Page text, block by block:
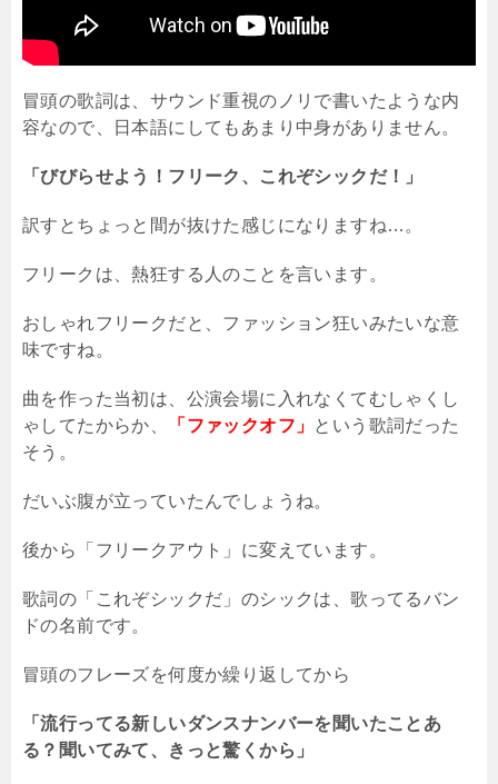
冒頭の歌詞は、サウンド重視のノリで書いたような内
容なので、日本語にしてもあまり中身がありません。
「びびらせよう！フリーク、これぞシックだ！」
訳すとちょっと間が抜けた感じになりますね…。
フリークは、熱狂する人のことを言います。
おしゃれフリークだと、ファッション狂いみたいな意
味ですね。
曲を作った当初は、公演会場に入れなくてむしゃくし
ゃしてたからか、
「ファックオフ」 という歌詞だった
そう。
だいぶ腹が立っていたんでしょうね。
後から「フリークアウト」に変えています。
歌詞の「これぞシックだ」のシックは、歌ってるバン
ドの名前です。
冒頭のフレーズを何度か繰り返してから
「流行ってる新しいダンスナンバーを聞いたことあ
る？聞いてみて、きっと驚くから」